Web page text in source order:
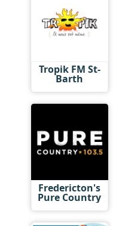
Tropik FM St-
Barth
Fredericton's
Pure Country